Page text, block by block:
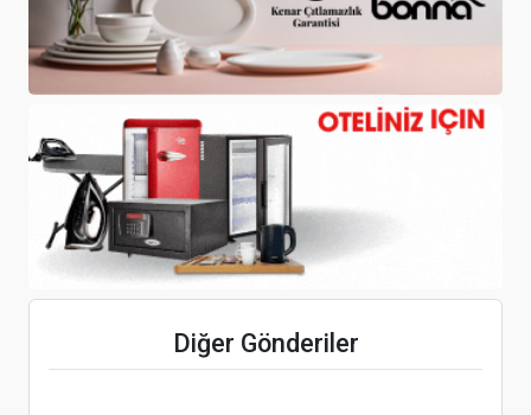
Diğer Gönderiler
The Grand Tarabya Otele Yeni Genel Müdür
Bentour Reisen’den Yeni Bir Dönem